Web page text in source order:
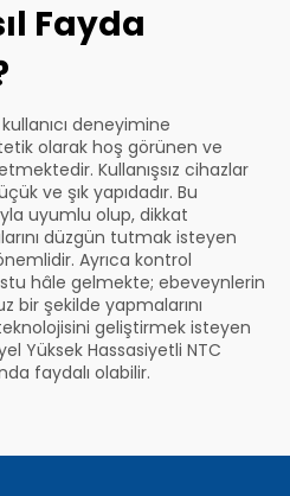
Fayda
deneyimine
olarak hoş görünen ve
Kullanışsız cihazlar
ve şık yapıdadır. Bu
uyumlu olup, dikkat
düzgün tutmak isteyen
Ayrıca kontrol
hâle gelmekte; ebeveynlerin
bir şekilde yapmalarını
geliştirmek isteyen
Yüksek Hassasiyetli NTC
faydalı olabilir.